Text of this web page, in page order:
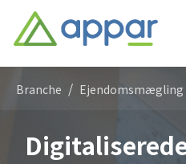
Branche Ejendomsmægling